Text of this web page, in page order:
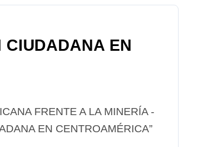
CIUDADANA EN
EN CENTROAMÉRICA”